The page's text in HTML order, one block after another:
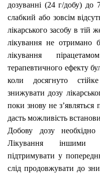
дозуванні (24 г/добу) до
слабкий або зовсім
лікарського засобу в тій
лікування не отримано
лікування
терапевтичного ефекту
коли досягнуто
знижувати дозу
поки знову не з’являться
дасть можливість
Добову дозу
Лікування іншими
підтримувати у
слід продовжувати до